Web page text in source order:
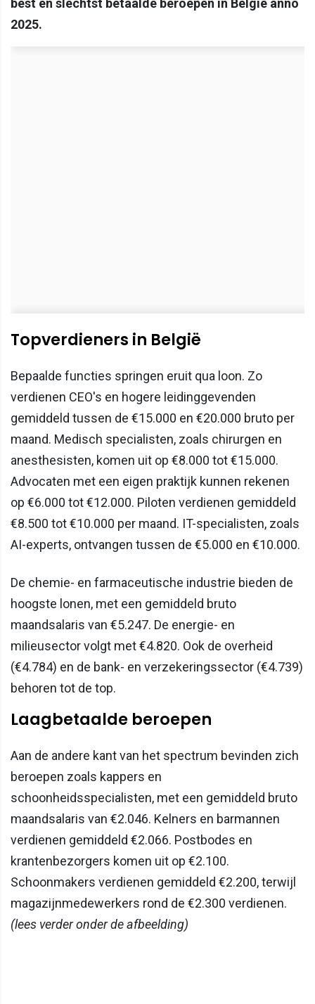
2025.
Topverdieners in België
Bepaalde functies springen eruit qua loon. Zo
verdienen CEO's en hogere leidinggevenden
gemiddeld tussen de €15.000 en €20.000 bruto per
maand. Medisch specialisten, zoals chirurgen en
anesthesisten, komen uit op €8.000 tot €15.000.
Advocaten met een eigen praktijk kunnen rekenen
op €6.000 tot €12.000. Piloten verdienen gemiddeld
€8.500 tot €10.000 per maand. IT-specialisten, zoals
AI-experts, ontvangen tussen de €5.000 en €10.000.
De chemie- en farmaceutische industrie bieden de
hoogste lonen, met een gemiddeld bruto
maandsalaris van €5.247. De energie- en
milieusector volgt met €4.820. Ook de overheid
(€4.784) en de bank- en verzekeringssector (€4.739)
behoren tot de top.
Laagbetaalde beroepen
Aan de andere kant van het spectrum bevinden zich
beroepen zoals kappers en
schoonheidsspecialisten, met een gemiddeld bruto
maandsalaris van €2.046. Kelners en barmannen
verdienen gemiddeld €2.066. Postbodes en
krantenbezorgers komen uit op €2.100.
Schoonmakers verdienen gemiddeld €2.200, terwijl
magazijnmedewerkers rond de €2.300 verdienen.
(lees verder onder de afbeelding)